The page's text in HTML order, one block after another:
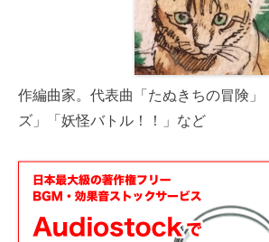
作編曲家。代表曲「たぬきちの冒険」
ズ」「妖怪バトル！！」など